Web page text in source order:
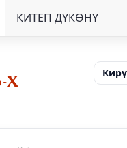
КИТЕП ДҮКӨНҮ